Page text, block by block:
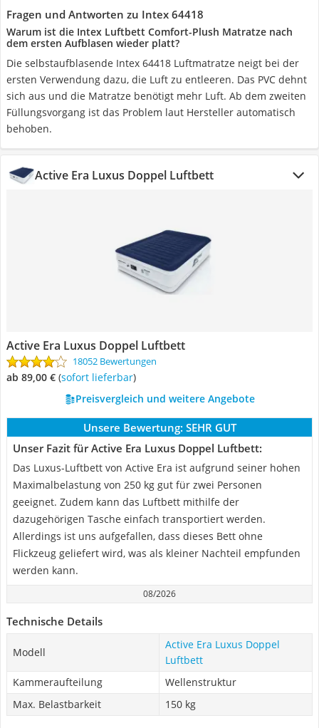
Fragen und Antworten zu Intex 64418
Warum ist die Intex Luftbett Comfort-Plush Matratze nach
dem ersten Aufblasen wieder platt?
Die selbstaufblasende Intex 64418 Luftmatratze neigt bei der
ersten Verwendung dazu, die Luft zu entleeren. Das PVC dehnt
sich aus und die Matratze benötigt mehr Luft. Ab dem zweiten
Füllungsvorgang ist das Problem laut Hersteller automatisch
behoben.
Active Era Luxus Doppel Luftbett
Active Era Luxus Doppel Luftbett
18052 Bewertungen
ab 89,00 € ( Sofort lieferbar)
Preisvergleich und weitere Angebote
Unsere Bewertung: SEHR GUT
Unser Fazit für Active Era Luxus Doppel Luftbett:
Das Luxus-Luftbett von Active Era ist aufgrund seiner hohen
Maximalbelastung von 250 kg gut für zwei Personen
geeignet. Zudem kann das Luftbett mithilfe der
dazugehörigen Tasche einfach transportiert werden.
Allerdings ist uns aufgefallen, dass dieses Bett ohne
Flickzeug geliefert wird, was als kleiner Nachteil empfunden
werden kann.
08/2026
Technische Details
Modell
Active Era Luxus Doppel
Luftbett
Kammeraufteilung
Wellenstruktur
Max. Belastbarkeit
150 kg